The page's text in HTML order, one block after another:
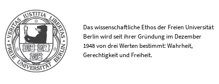
Das wissenschaftliche Ethos der Freien Universität
Berlin wird seit ihrer Gründung im Dezember
1948 von drei Werten bestimmt: Wahrheit,
Gerechtigkeit und Freiheit.